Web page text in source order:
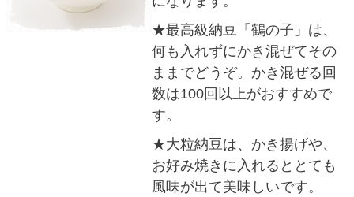
★最高級納豆「鶴の子」は、
何も入れずにかき混ぜてその
ままでどうぞ。かき混ぜる回
数は100回以上がおすすめで
す。
★大粒納豆は、かき揚げや、
お好み焼きに入れるととても
風味が出て美味しいです。